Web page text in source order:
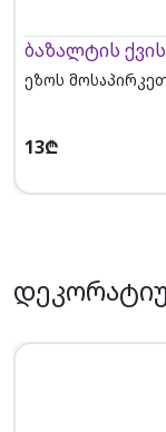
ბაზალტის
ეზოს
13₾